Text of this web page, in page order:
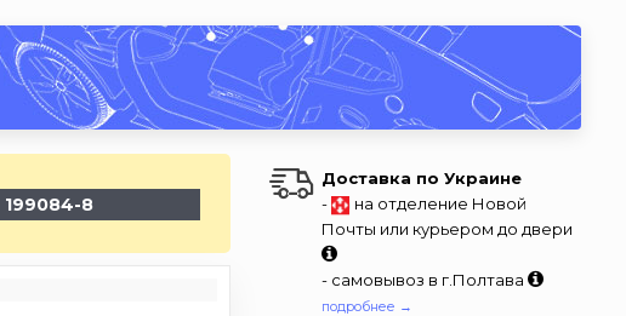
199084-8
Доставка по Украине
-
на отделение Новой
Почты или курьером до двери
- самовывоз в г.Полтава
подробнее →